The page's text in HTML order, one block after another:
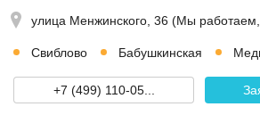
улица Менжинского, 36 (Мы работаем,
Свиблово Бабушкинская
+7 (499) 110-05...